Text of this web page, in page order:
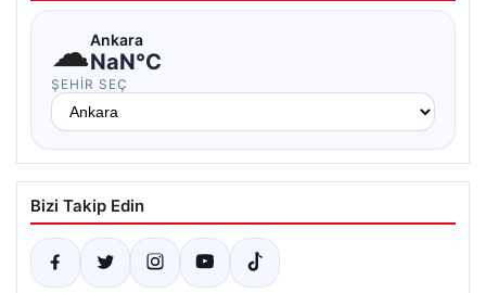
☁Ankara
NaN°C
ŞEHIR SEÇ
Bizi Takip Edin